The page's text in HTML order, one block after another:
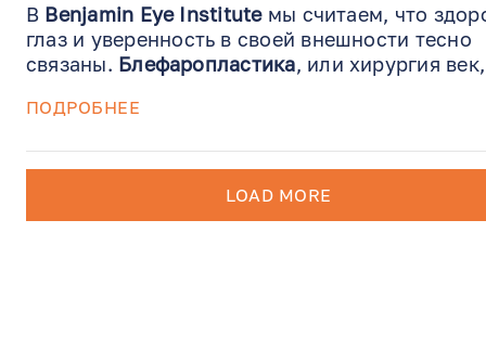
В Benjamin Eye Instituteмы считаем, что
глаз и уверенность в своей внешности тесно
связаны. Блефаропластика, или хирургия
избытка кожи и жировой ткани с верхних и/
глаз и, в некоторых случаях, даже расширить
ПОДРОБНЕЕ
LOAD MORE